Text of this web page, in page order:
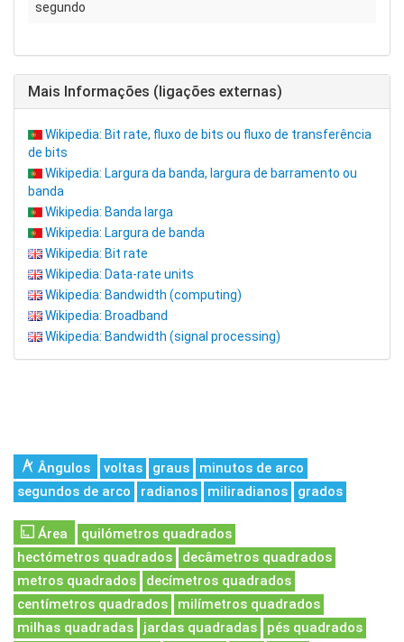
segundo
Mais Informações (ligações externas)
Wikipedia: Bit rate, fluxo de bits ou fluxo de transferência
de bits
Wikipedia: Largura da banda, largura de barramento ou
banda
Wikipedia: Banda larga
Wikipedia: Largura de banda
Wikipedia: Bit rate
Wikipedia: Data-rate units
Wikipedia: Bandwidth (computing)
Wikipedia: Broadband
Wikipedia: Bandwidth (signal processing)
Ângulos voltas graus
minutos de arco
segundos de arco
radianos miliradianos grados
Área
quilómetros quadrados
hectómetros quadrados
decâmetros quadrados
metros quadrados
decímetros quadrados
centímetros quadrados
milímetros quadrados
milhas quadradas
jardas quadradas
pés quadrados